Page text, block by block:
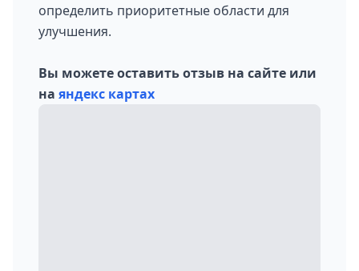
определить приоритетные области для
улучшения.
Вы можете оставить отзыв на сайте или
на яндекс картах